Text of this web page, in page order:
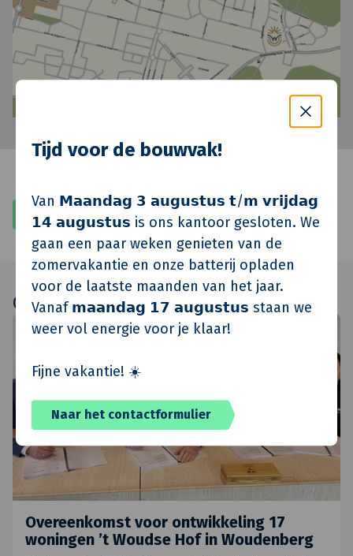
Tijd voor de bouwvak!
Van 𝗠𝗮𝗮𝗻𝗱𝗮𝗴 𝟯 𝗮𝘂𝗴𝘂𝘀𝘁𝘂𝘀 𝘁/𝗺 𝘃𝗿𝗶𝗷𝗱𝗮𝗴
𝟭𝟰 𝗮𝘂𝗴𝘂𝘀𝘁𝘂𝘀 is ons kantoor gesloten. We
gaan een paar weken genieten van de
zomervakantie en onze batterij opladen
voor de laatste maanden van het jaar.
Vanaf 𝗺𝗮𝗮𝗻𝗱𝗮𝗴 𝟭𝟳 𝗮𝘂𝗴𝘂𝘀𝘁𝘂𝘀 staan we
weer vol energie voor je klaar!
Fijne vakantie! ☀️
Naar het contactformulier
Bekijk project
Gerelateerde berichten
Overeenkomst voor ontwikkeling 17
woningen ’t Woudse Hof in Woudenberg